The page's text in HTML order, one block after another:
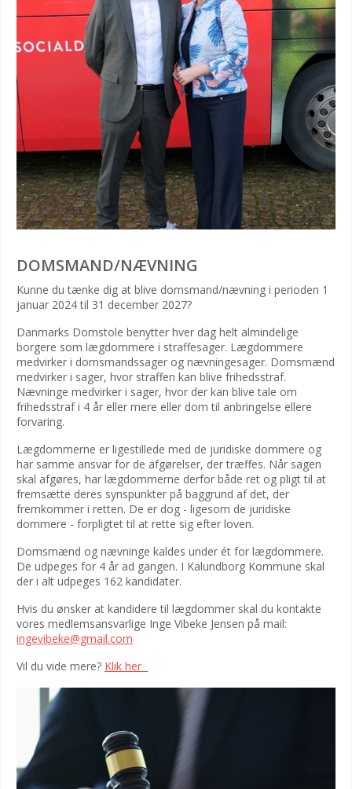
DOMSMAND/NÆVNING
Kunne du tænke dig at blive domsmand/nævning i perioden 1
januar 2024 til 31 december 2027?
Danmarks Domstole benytter hver dag helt almindelige
borgere som lægdommere i straffesager. Lægdommere
medvirker i domsmandssager og nævningesager. Domsmænd
medvirker i sager, hvor straffen kan blive frihedsstraf.
Nævninge medvirker i sager, hvor der kan blive tale om
frihedsstraf i 4 år eller mere eller dom til anbringelse ellere
forvaring.
Lægdommerne er ligestillede med de juridiske dommere og
har samme ansvar for de afgørelser, der træffes. Når sagen
skal afgøres, har lægdommerne derfor både ret og pligt til at
fremsætte deres synspunkter på baggrund af det, der
fremkommer i retten. De er dog - ligesom de juridiske
dommere - forpligtet til at rette sig efter loven.
Domsmænd og nævninge kaldes under ét for lægdommere.
De udpeges for 4 år ad gangen. I Kalundborg Kommune skal
der i alt udpeges 162 kandidater.
Hvis du ønsker at kandidere til lægdommer skal du kontakte
vores medlemsansvarlige Inge Vibeke Jensen på mail:
ingevibeke@gmail.com
Vil du vide mere? Klik her